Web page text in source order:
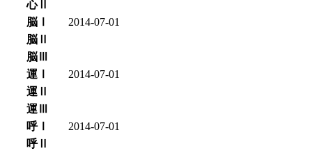
心Ⅱ
脳Ⅰ
2014-07-01
脳Ⅱ
脳Ⅲ
運Ⅰ
2014-07-01
運Ⅱ
運Ⅲ
呼Ⅰ
2014-07-01
呼Ⅱ